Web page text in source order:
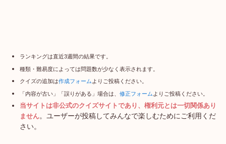
ランキングは直近3週間の結果です。
種類・難易度によっては問題数が少なく表示されます。
クイズの追加は作成フォーム よりご投稿ください。
「内容が古い」「誤りがある」場合は、 修正フォーム よりご投稿ください。
当サイトは非公式のクイズサイトであり、権利元とは一切関係あり
ません。ユーザーが投稿してみんなで楽しむためにご利用くだ
さい。